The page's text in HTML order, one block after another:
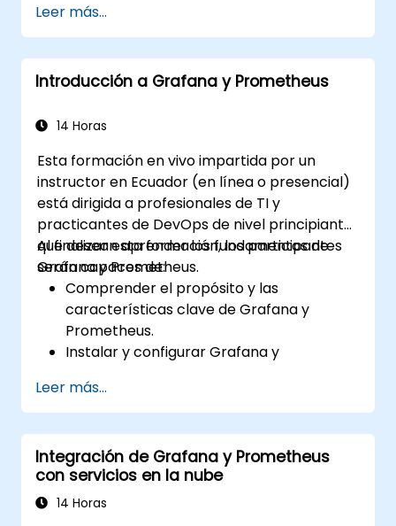
Crear y configurar dashboards en
Grafana para visualizar las métricas
personalizadas.
Aplicar buenas prácticas para integrar el
desarrollo.
Leer más...
Introducción a Grafana y Prometheus
14 Horas
Esta formación en vivo impartida por un
instructor en Ecuador (en línea o presencial)
está dirigida a profesionales de TI y
practicantes de DevOps de nivel principiante
que desean aprender los fundamentos de
Grafana y Prometheus.
Al finalizar esta formación, los participantes
serán capaces de:
Comprender el propósito y las
características clave de Grafana y
Prometheus.
Instalar y configurar Grafana y
Configurar fuentes de datos básicas y
paneles en Grafana.
Monitorear métricas del sistema y
visualizar datos utilizando Prometheus.
Leer más...
Integración de Grafana y Prometheus
con servicios en la nube
14 Horas